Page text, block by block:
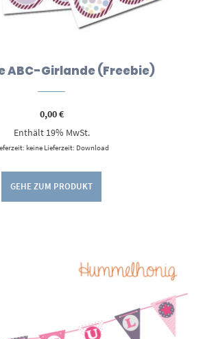
ABC-Girlande (Freebie)
0,00€
Enthält 19% MwSt.
keine Lieferzeit: Download
GEHE ZUM PRODUKT